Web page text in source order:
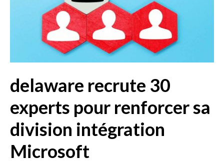
delaware recrute 30
experts pour renforcer sa
division intégration
Microsoft